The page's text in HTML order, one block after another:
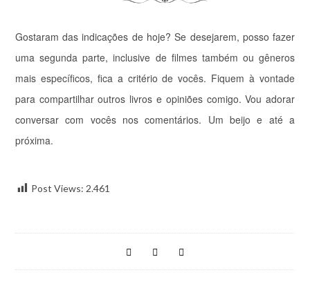
Gostaram das indicações de hoje? Se desejarem, posso fazer
uma segunda parte, inclusive de filmes também ou gêneros
mais específicos, fica a critério de vocês. Fiquem à vontade
para compartilhar outros livros e opiniões comigo. Vou adorar
conversar com vocês nos comentários. Um beijo e até a
próxima.
Post Views: 2.461